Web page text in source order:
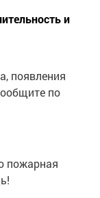
и
появления
по
пожарная